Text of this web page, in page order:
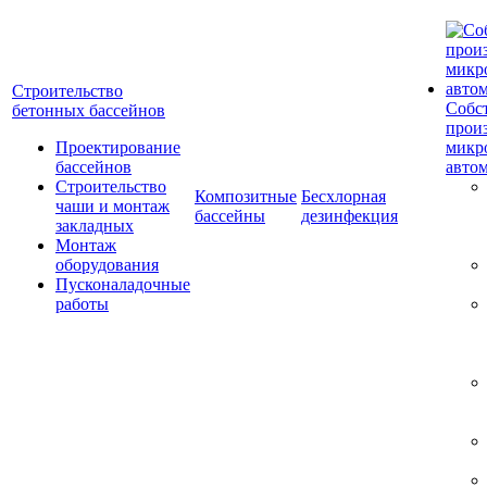
Строительство
бетонных бассейнов
Проектирование
бассейнов
Строительство
чаши и монтаж
закладных
Монтаж
оборудования
Пусконаладочные
работы
Композитные
бассейны
Бесхлорная
дезинфекция